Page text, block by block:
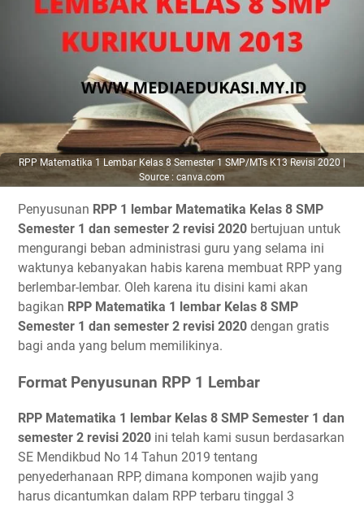
RPP Matematika 1 Lembar Kelas 8 Semester 1 SMP/MTs K13 Revisi 2020 |
Source : canva.com
Penyusunan RPP 1 lembar Matematika Kelas 8 SMP
Semester 1 dan semester 2 revisi 2020 bertujuan untuk
mengurangi beban administrasi guru yang selama ini
waktunya kebanyakan habis karena membuat RPP yang
berlembar-lembar. Oleh karena itu disini kami akan
bagikan RPP Matematika 1 lembar Kelas 8 SMP
Semester 1 dan semester 2 revisi 2020 dengan gratis
bagi anda yang belum memilikinya.
Format Penyusunan RPP 1 Lembar
RPP Matematika 1 lembar Kelas 8 SMP Semester 1 dan
semester 2 revisi 2020 ini telah kami susun berdasarkan
SE Mendikbud No 14 Tahun 2019 tentang
penyederhanaan RPP, dimana komponen wajib yang
harus dicantumkan dalam RPP terbaru tinggal 3